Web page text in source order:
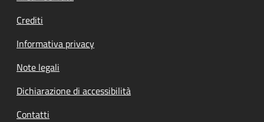
Crediti
Informativa privacy
Note legali
Dichiarazione di accessibilità
Contatti